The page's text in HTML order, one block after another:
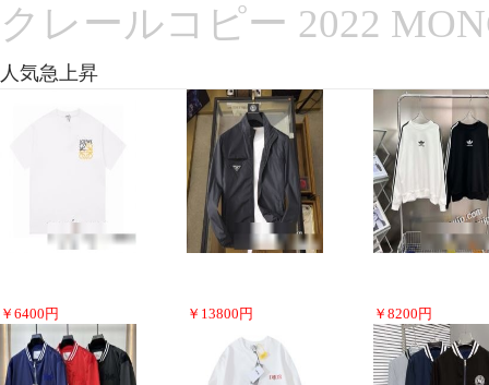
クレールコピー 2022
人気急上昇
￥ 6400 円 ￥ 13800 円 ￥ 8200 円